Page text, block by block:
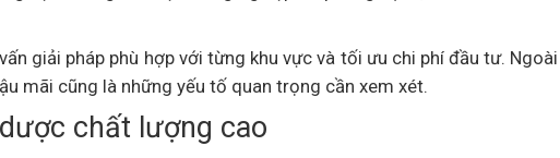
giải pháp phù hợp với từng khu vực và tối ưu chi phí đầu tư. Ngoài
mãi cũng là những yếu tố quan trọng cần xem xét.
chất lượng cao